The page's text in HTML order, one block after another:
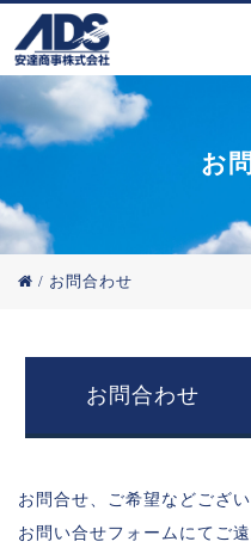
お
/ お問合わせ
お問合わせ
お問合せ、ご希望などござ
お問い合せフォームにてご